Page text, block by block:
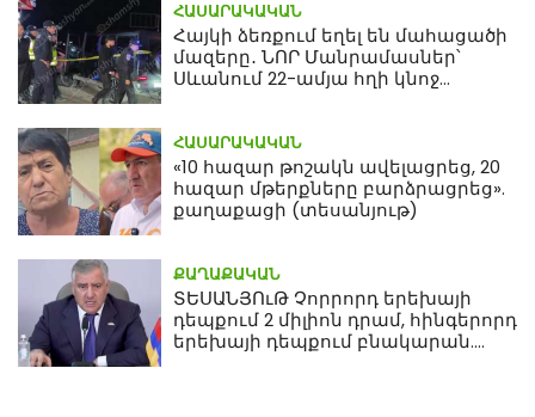
ՀԱՍԱՐԱԿԱԿԱՆ
Հայկի ձեռքում եղել են մահացածի
մազերը․ ՆՈՐ Մանրամասներ՝
Սևանում 22-ամյա հղի կնոջ
ՀԱՍԱՐԱԿԱԿԱՆ
«10 հազար թոշակն ավելացրեց, 20
հազար մթերքները բարձրացրեց».
քաղաքացի (տեսանյութ)
ՔԱՂԱՔԱԿԱՆ
ՏԵՍԱՆՅՈւԹ Չորրորդ երեխայի
դեպքում 2 միլիոն դրամ, հինգերորդ
երեխայի դեպքում բնակարան.